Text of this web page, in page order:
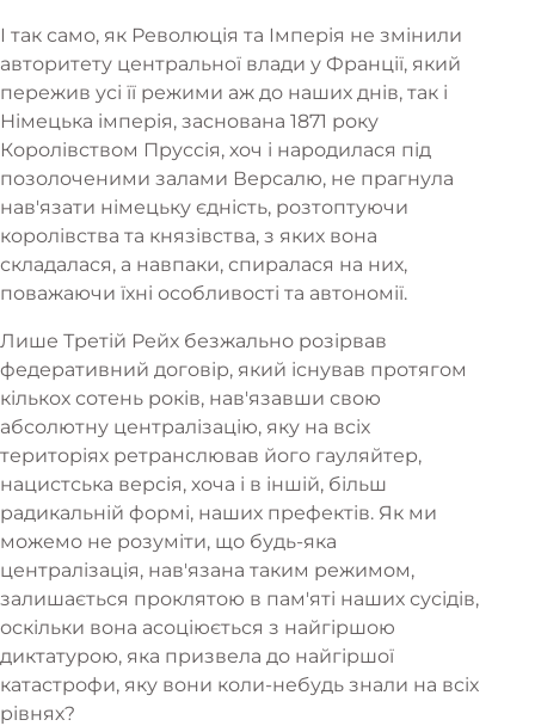
І так само, як Революція та Імперія не змінили
авторитету центральної влади у Франції, який
пережив усі її режими аж до наших днів, так і
Німецька імперія, заснована 1871 року
Королівством Пруссія, хоч і народилася під
позолоченими залами Версалю, не прагнула
нав'язати німецьку єдність, розтоптуючи
королівства та князівства, з яких вона
складалася, а навпаки, спиралася на них,
поважаючи їхні особливості та автономії.
Лише Третій Рейх безжально розірвав
федеративний договір, який існував протягом
кількох сотень років, нав'язавши свою
абсолютну централізацію, яку на всіх
територіях ретранслював його гауляйтер,
нацистська версія, хоча і в іншій, більш
радикальній формі, наших префектів. Як ми
можемо не розуміти, що будь-яка
централізація, нав'язана таким режимом,
залишається проклятою в пам'яті наших сусідів,
оскільки вона асоціюється з найгіршою
диктатурою, яка призвела до найгіршої
катастрофи, яку вони коли-небудь знали на всіх
рівнях?